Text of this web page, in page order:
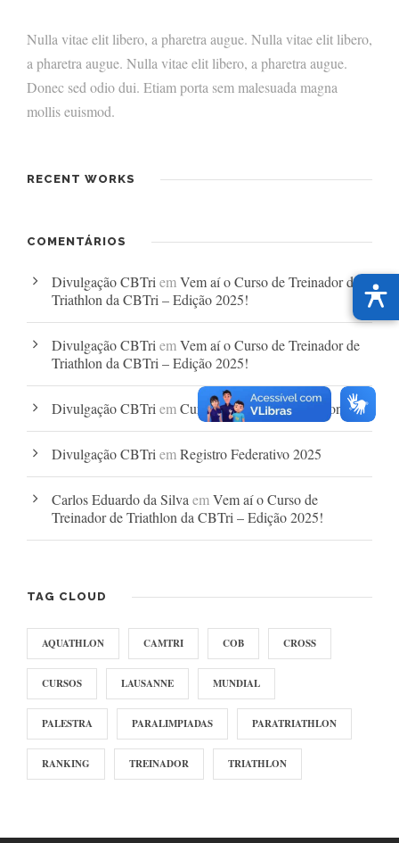
Nulla vitae elit libero, a pharetra augue. Nulla vitae elit libero,
a pharetra augue. Nulla vitae elit libero, a pharetra augue.
Donec sed odio dui. Etiam porta sem malesuada magna
mollis euismod.
RECENT WORKS
COMENTÁRIOS
Divulgação CBTri emVem aí o Curso de Treinador de
Triathlon da CBTri – Edição 2025!
Divulgação CBTri emVem aí o Curso de Treinador de
Triathlon da CBTri – Edição 2025!
Divulgação CBTri emCurso Treinador de Triathlon
Divulgação CBTri emRegistro Federativo 2025
Carlos Eduardo da Silva emVem aí o Curso de
Treinador de Triathlon da CBTri – Edição 2025!
TAG CLOUD
AQUATHLON CAMTRI COB CROSS
CURSOS LAUSANNE MUNDIAL
PALESTRA PARALIMPIADAS PARATRIATHLON
RANKING TREINADOR TRIATHLON